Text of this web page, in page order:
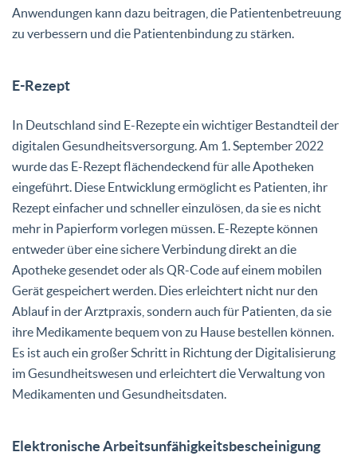
Anwendungen kann dazu beitragen, die Patientenbetreuung
zu verbessern und die Patientenbindung zu stärken.
E-Rezept
In Deutschland sind E-Rezepte ein wichtiger Bestandteil der
digitalen Gesundheitsversorgung. Am 1. September 2022
wurde das E-Rezept flächendeckend für alle Apotheken
eingeführt. Diese Entwicklung ermöglicht es Patienten, ihr
Rezept einfacher und schneller einzulösen, da sie es nicht
mehr in Papierform vorlegen müssen. E-Rezepte können
entweder über eine sichere Verbindung direkt an die
Apotheke gesendet oder als QR-Code auf einem mobilen
Gerät gespeichert werden. Dies erleichtert nicht nur den
Ablauf in der Arztpraxis, sondern auch für Patienten, da sie
ihre Medikamente bequem von zu Hause bestellen können.
Es ist auch ein großer Schritt in Richtung der Digitalisierung
im Gesundheitswesen und erleichtert die Verwaltung von
Medikamenten und Gesundheitsdaten.
Elektronische Arbeitsunfähigkeitsbescheinigung